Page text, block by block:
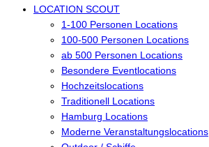
LOCATION SCOUT
1-100 Personen Locations
100-500 Personen Locations
ab 500 Personen Locations
Besondere Eventlocations
Hochzeitslocations
Traditionell Locations
Hamburg Locations
Moderne Veranstaltungslocations